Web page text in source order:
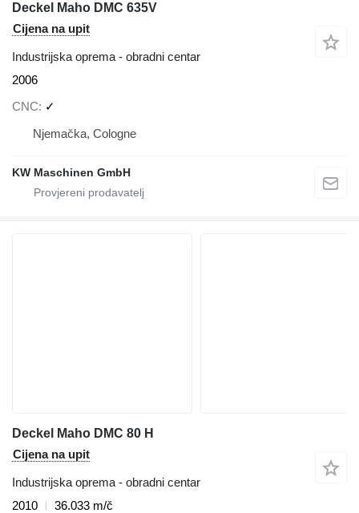
Deckel Maho DMC 635V
Cijena na upit
Industrijska oprema - obradni centar
2006
CNC
✓
Njemačka, Cologne
KW Maschinen GmbH
Deckel Maho DMC 80 H
Cijena na upit
Industrijska oprema - obradni centar
2010
36.033 m/č